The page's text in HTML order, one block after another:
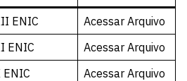
ENIC
Acessar Arquivo
ENIC
Acessar Arquivo
ENIC
Acessar Arquivo